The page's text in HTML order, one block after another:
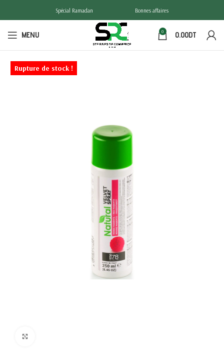
Spécial Ramadan Bonnes affaires
MENU 0 0.00DT
Rupture de stock !